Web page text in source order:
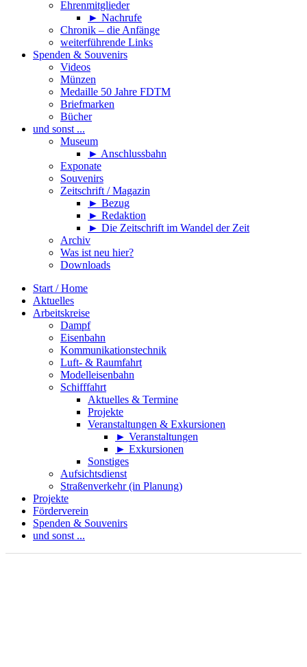
Ehrenmitglieder
► Nachrufe
Chronik – die Anfänge
weiterführende Links
Spenden & Souvenirs
Videos
Münzen
Medaille 50 Jahre FDTM
Briefmarken
Bücher
und sonst ...
Museum
► Anschlussbahn
Exponate
Souvenirs
Zeitschrift / Magazin
► Bezug
► Redaktion
► Die Zeitschrift im Wandel der Zeit
Archiv
Was ist neu hier?
Downloads
Start / Home
Aktuelles
Arbeitskreise
Dampf
Eisenbahn
Kommunikationstechnik
Luft- & Raumfahrt
Modelleisenbahn
Schifffahrt
Aktuelles & Termine
Projekte
Veranstaltungen & Exkursionen
► Veranstaltungen
► Exkursionen
Sonstiges
Aufsichtsdienst
Straßenverkehr (in Planung)
Projekte
Förderverein
Spenden & Souvenirs
und sonst ...